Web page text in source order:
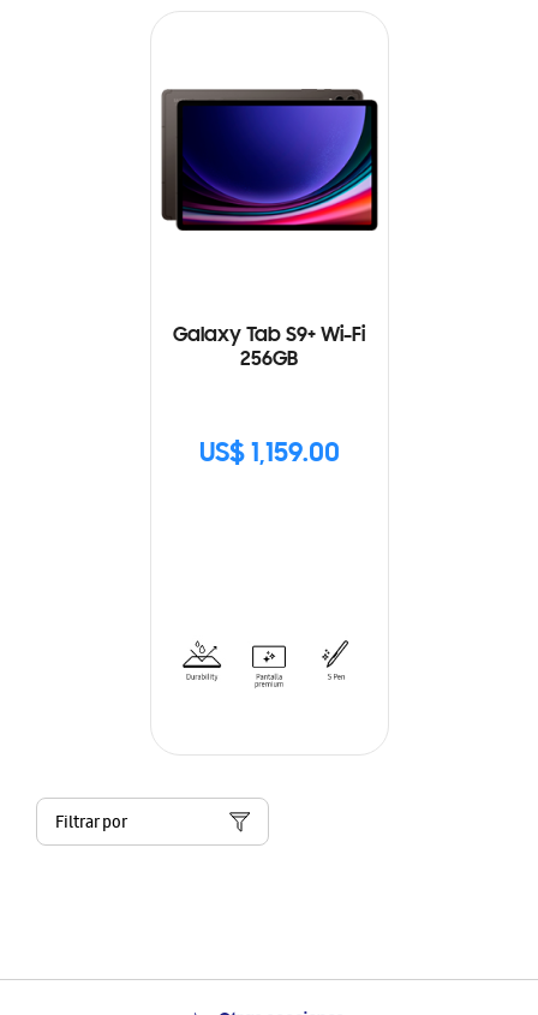
Galaxy Tab S9+ Wi-Fi
256GB
US$ 1,159.00
Filtrar por